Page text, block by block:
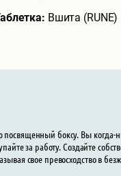
Вшита (RUNE)
боксу. Вы когда-
за работу. Создайте
свое превосходство в